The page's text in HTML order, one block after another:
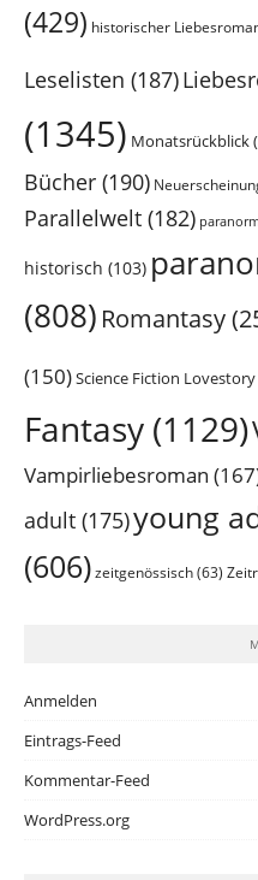
(429) historischer
Leselisten (187)
(1345) Monatsrückblick
Bücher (190)
Parallelwelt (182)
historisch (103)
(808) Romantasy
(150)Science Fiction Lovestory
Fantasy (1129)
Vampirliebesroman
adult (175)young
(606) zeitgenössisch (63)
Anmelden
Eintrags-Feed
Kommentar-Feed
WordPress.org